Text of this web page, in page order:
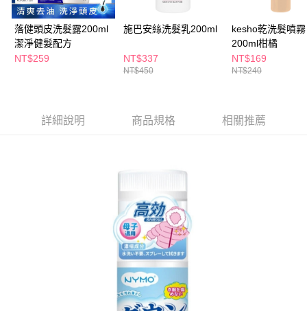
ATM／網路銀行／等多元方式進行付款，方視為交易完成。
※ 請注意：結帳手續完成當下不需立刻繳費，但若您需要取消訂單，請聯絡
購買商品的店家。未經商家同意取消之訂單仍視為有效，需透過AFTEE先享
後付繳納相關費用。
※ 交易是否成功請以「AFTEE先享後付 」之結帳頁面顯示為準，若有關於
是否繳費成功／繳費後需取消欲退款等相關疑問，請聯繫「AFTEE先享後付
１．透過由恩沛科技股份有限公司提供之「AFTEE先享後付」服務完成之交
「AFTEE先享後付」，若未經同意申辦者引起之損失，本公司不負相關責
４．使用「AFTEE先享後付」時，將依據個別帳號之用戶狀況，依本公司即
時審查核予不同之上限額度；若仍有額度不足之情形，本公司將視審查結果
５．嚴禁一人註冊多個帳號或使用他人資訊註冊。若發現惡意使用之情形，
恩沛科技股份有限公司將有權停止該用戶之使用額度並採取法律行動。
萊爾富取貨付款
每筆NT$65，滿NT$490(含以上)免運費
付款後萊爾富取貨
每筆NT$65，滿NT$490(含以上)免運費
每筆NT$65，滿NT$490(含以上)免運費
每筆NT$100，滿NT$790(含以上)免運費
付款後寶雅門市自取(由倉庫統一出貨)
每筆NT$80，滿NT$290(含以上)免運費
落健頭皮洗髮露200ml
潔淨健髮配方
NT$259
施巴安絲洗髮乳200ml
NT$337
NT$450
kesho乾洗髮噴霧
200ml柑橘
NT$169
NT$240
詳細說明 商品規格 相關推薦